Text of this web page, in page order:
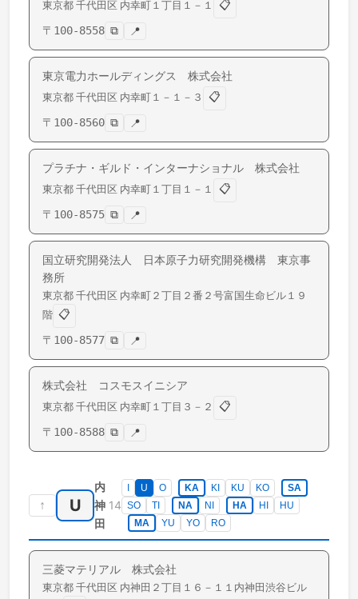
東京都 千代田区 内幸町 １丁目１－１
📋
〒 100-8558 ⧉ 📍
東京電力ホールディングス 株式会社
東京都 千代田区 内幸町 １－１－３
📋
〒 100-8560 ⧉ 📍
プラチナ・ギルド・インターナショナル 株式会社
東京都 千代田区 内幸町 １丁目１－１
📋
〒 100-8575 ⧉ 📍
国立研究開発法人 日本原子力研究開発機構 東京事
務所
東京都 千代田区 内幸町 ２丁目２番２号富国生命ビル１９
階 📋
〒 100-8577 ⧉ 📍
株式会社 コスモスイニシア
東京都 千代田区 内幸町 １丁目３－２
📋
〒 100-8588 ⧉ 📍
↑ U
内
神
田
14
I U O KA KI KU KO
SA
SO
TI NA NI HA HI
HU
MA
YU YO RO
三菱マテリアル 株式会社
東京都 千代田区 内神田 ２丁目１６－１１内神田渋谷ビル